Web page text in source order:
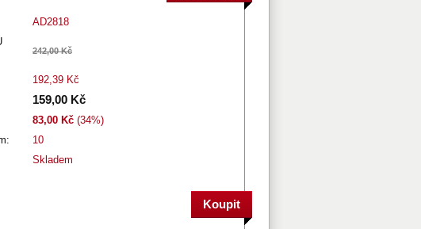
AD2818
242,00 Kč
192,39 Kč
159,00 Kč
83,00 Kč (34%)
10
Skladem